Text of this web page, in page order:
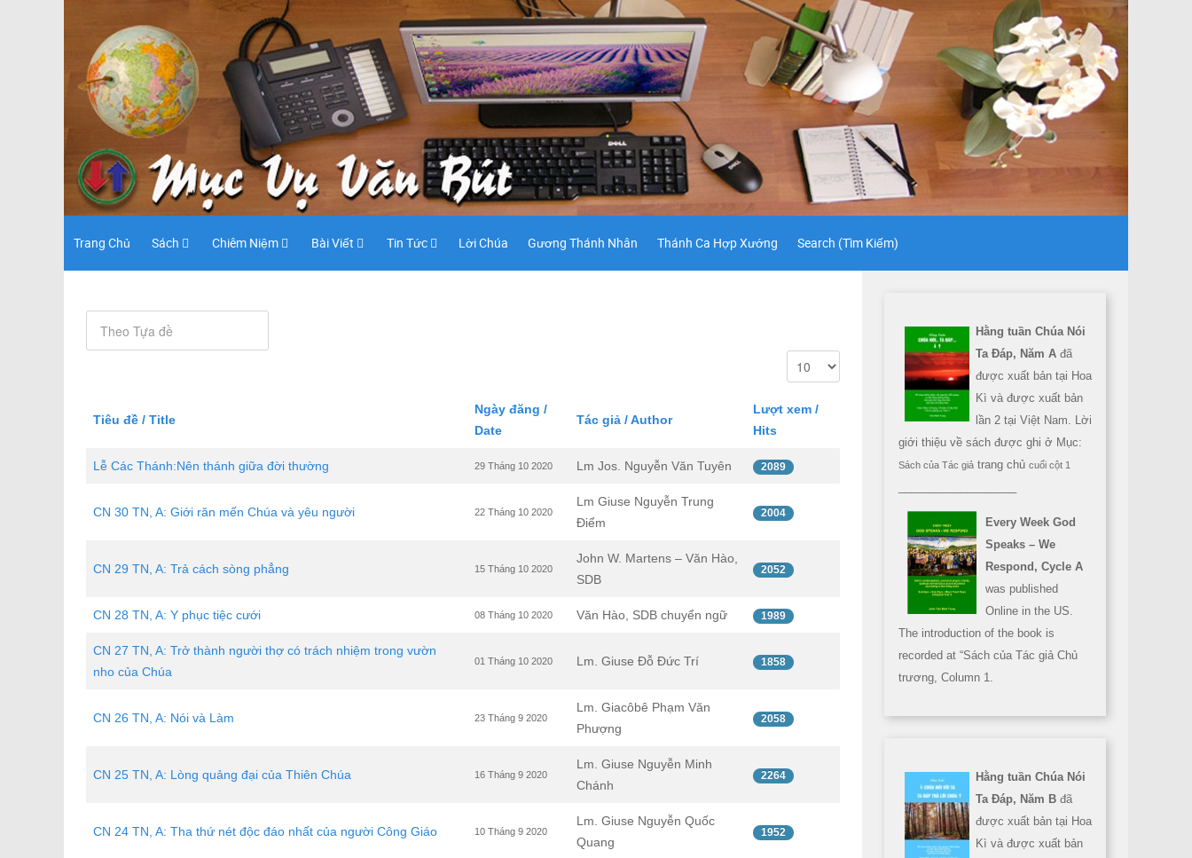
Trang Chủ Sách Chiêm Niệm Bài Viết Tin Tức Lời Chúa Gương Thánh Nhân Thánh Ca Hợp Xướng Search (Tìm Kiếm)
Tiêu đề / Title
Ngày đăng /
Date
Tác giả / Author
Lượt xem /
Hits
Lễ Các Thánh:Nên thánh giữa đời thường 29 Tháng 10 2020 Lm Jos. Nguyễn Văn Tuyên 2089
CN 30 TN, A: Giới răn mến Chúa và yêu người 22 Tháng 10 2020
Lm Giuse Nguyễn Trung
Điểm
2004
CN 29 TN, A: Trả cách sòng phẳng 15 Tháng 10 2020
John W. Martens – Văn Hào,
SDB
2052
CN 28 TN, A: Y phục tiệc cưới 08 Tháng 10 2020 Văn Hào, SDB chuyển ngữ 1989
CN 27 TN, A: Trở thành người thợ có trách nhiệm trong vườn
nho của Chúa
01 Tháng 10 2020 Lm. Giuse Đỗ Đức Trí 1858
CN 26 TN, A: Nói và Làm 23 Tháng 9 2020
Lm. Giacôbê Phạm Văn
Phượng
2058
CN 25 TN, A: Lòng quảng đại của Thiên Chúa 16 Tháng 9 2020
Lm. Giuse Nguyễn Minh
Chánh
2264
CN 24 TN, A: Tha thứ nét độc đáo nhất của người Công Giáo 10 Tháng 9 2020
Lm. Giuse Nguyễn Quốc
Quang
1952
Hằng tuần Chúa Nói
Ta Đáp, Năm A đã
được xuất bản tại Hoa
Kì và được xuất bản
lần 2 tại Việt Nam. Lời
giới thiệu về sách được ghi ở Mục:
Sách của Tác giả trang chủ cuối cột 1
Every Week God
Speaks – We
Respond, Cycle A
was published
Online in the US.
The introduction of the book is
recorded at “Sách của Tác giả Chủ
trương, Column 1.
Hằng tuần Chúa Nói
Ta Đáp, Năm B đã
được xuất bản tại Hoa
Kì và được xuất bản